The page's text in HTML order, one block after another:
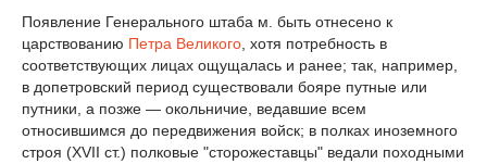
Появление Генерального штаба м. быть отнесено к
царствованию Петра Великого, хотя потребность в
соответствующих лицах ощущалась и ранее; так, например,
в допетровский период существовали бояре путные или
путники, а позже — окольничие, ведавшие всем
относившимся до передвижения войск; в полках иноземного
строя (XVII ст.) полковые "сторожеставцы" ведали походными